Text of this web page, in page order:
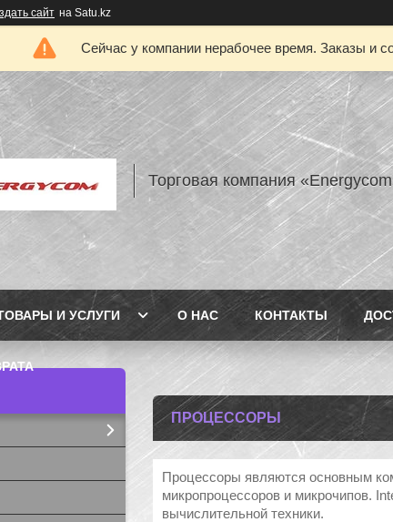
сайт на Satu.kz
Сейчас у компании нерабочее время. Заказы и
Торговая компания
И УСЛУГИ О НАС КОНТАКТЫ
ПРОЦЕССОРЫ
Процессоры являются основным
микропроцессоров и микрочипов.
вычислительной техники.